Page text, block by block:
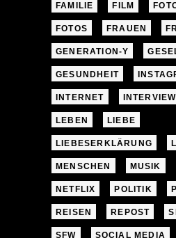
FAMILIE FILM
FOTOS FRAUEN
GENERATION-Y
GESUNDHEIT
INTERNET INTERVIEW
LEBEN LIEBE
LIEBESERKLÄRUNG
MENSCHEN MUSIK
NETFLIX POLITIK
REISEN REPOST
SFW SOCIAL MEDIA